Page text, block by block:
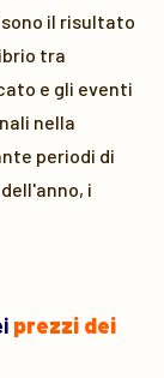
il risultato
tra
e gli eventi
nella
periodi di
i
prezzi dei